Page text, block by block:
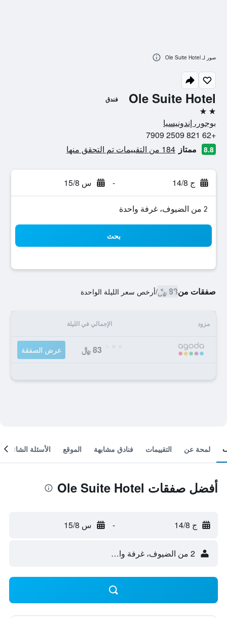
Ole Suite Hotel فندق
2 نجمتين
بوجور، إندونيسيا
+62 821 2509 7909
8.8 ممتاز 184 من التقييمات تم التحقق منها
ج 14/8 - س 15/8
2 من الضيوف، غرفة واحدة
بحث
صفقات من83 ﷼ /أرخص سعر الليلة الواحدة
مزود الإجمالي في الليلة
83 ﷼ عرض الصفقة
صور لـ Ole Suite Hotel
لمحة عن التقييمات فنادق مشابهة الموقع الأسئلة الشائعة
أفضل صفقات Ole Suite Hotel
ج 14/8 - س 15/8
2 من الضيوف، غرفة واحدة